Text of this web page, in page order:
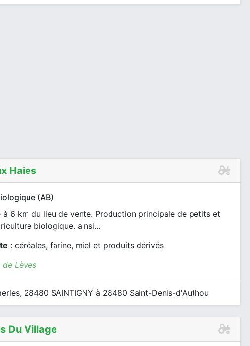
Haies
(AB)
à 6 km du lieu de vente. Production principale de petits et
biologique. ainsi...
: céréales, farine, miel et produits dérivés
de Lèves
28480 SAINTIGNY à 28480 Saint-Denis-d'Authou
Du Village